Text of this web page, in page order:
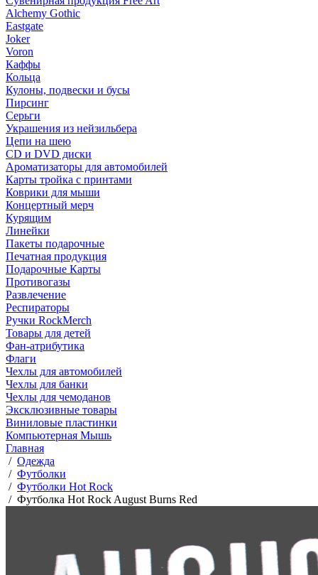
Alchemy Gothic
Eastgate
Joker
Voron
Каффы
Кольца
Кулоны, подвески и бусы
Пирсинг
Серьги
Украшения из нейзильбера
Цепи на шею
CD и DVD диски
Ароматизаторы для автомобилей
Карты тройка с принтами
Коврики для мыши
Концертный мерч
Курящим
Линейки
Пакеты подарочные
Печатная продукция
Подарочные Карты
Противогазы
Развлечение
Респираторы
Ручки RockMerch
Товары для детей
Фан-атрибутика
Флаги
Чехлы для автомобилей
Чехлы для банки
Чехлы для чемоданов
Эксклюзивные товары
Виниловые пластинки
Компьютерная Мышь
Главная
/ Одежда
/ Футболки
/ Футболки Hot Rock
/ Футболка Hot Rock August Burns Red